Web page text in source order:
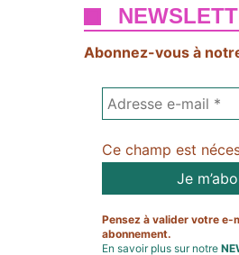
Abonnez-vous à
Ce champ est
Pensez à valider votre e-
abonnement.
En savoir plus sur notre